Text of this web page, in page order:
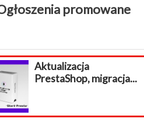
promowane
Aktualizacja
PrestaShop, migracja...